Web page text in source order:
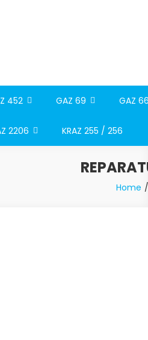
452 GAZ 69 GAZ
2206 KRAZ 255 / 256
Home